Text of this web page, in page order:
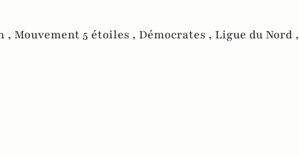
, Mouvement 5 étoiles , Démocrates , Ligue du Nord ,